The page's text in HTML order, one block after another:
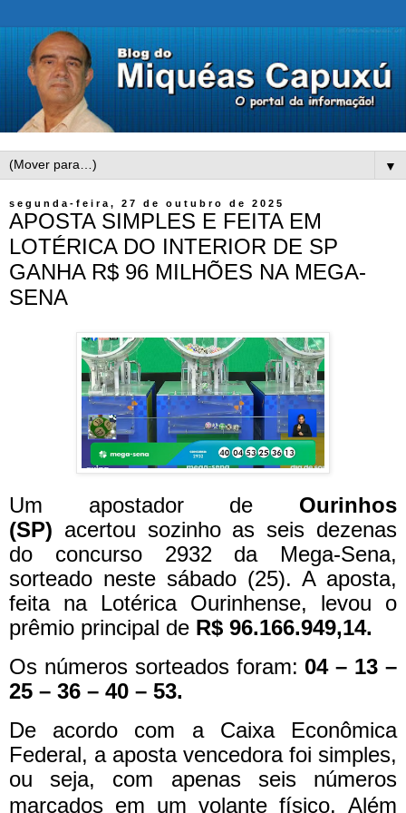
▼
segunda-feira, 27 de outubro de 2025
APOSTA SIMPLES E FEITA EM
LOTÉRICA DO INTERIOR DE SP
GANHA R$ 96 MILHÕES NA MEGA-
SENA
Um apostador de Ourinhos
(SP) acertou sozinho as seis dezenas
do concurso 2932 da Mega-Sena,
sorteado neste sábado (25). A aposta,
feita na Lotérica Ourinhense, levou o
prêmio principal de R$ 96.166.949,14.
Os números sorteados foram: 04 – 13 –
25 – 36 – 40 – 53.
De acordo com a Caixa Econômica
Federal, a aposta vencedora foi simples,
ou seja, com apenas seis números
marcados em um volante físico. Além